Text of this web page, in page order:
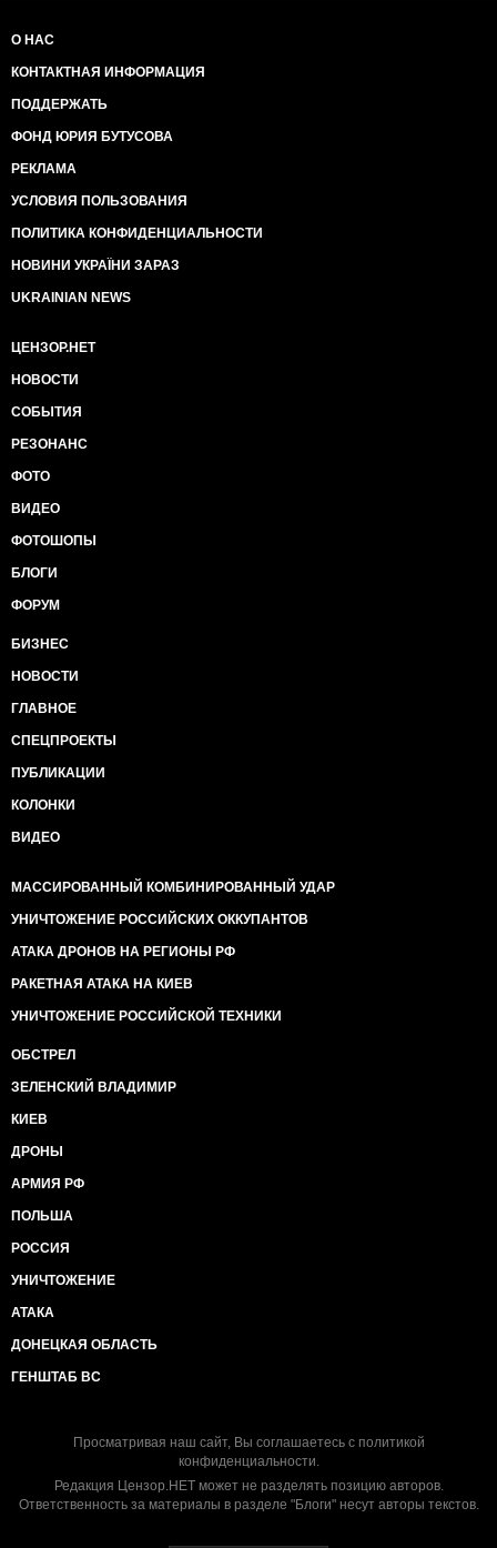
О НАС
КОНТАКТНАЯ ИНФОРМАЦИЯ
ПОДДЕРЖАТЬ
ФОНД ЮРИЯ БУТУСОВА
РЕКЛАМА
УСЛОВИЯ ПОЛЬЗОВАНИЯ
ПОЛИТИКА КОНФИДЕНЦИАЛЬНОСТИ
НОВИНИ УКРАЇНИ ЗАРАЗ
UKRAINIAN NEWS
ЦЕНЗОР.НЕТ
НОВОСТИ
СОБЫТИЯ
РЕЗОНАНС
ФОТО
ВИДЕО
ФОТОШОПЫ
БЛОГИ
ФОРУМ
БИЗНЕС
НОВОСТИ
ГЛАВНОЕ
СПЕЦПРОЕКТЫ
ПУБЛИКАЦИИ
КОЛОНКИ
ВИДЕО
МАССИРОВАННЫЙ КОМБИНИРОВАННЫЙ УДАР
УНИЧТОЖЕНИЕ РОССИЙСКИХ ОККУПАНТОВ
АТАКА ДРОНОВ НА РЕГИОНЫ РФ
РАКЕТНАЯ АТАКА НА КИЕВ
УНИЧТОЖЕНИЕ РОССИЙСКОЙ ТЕХНИКИ
ОБСТРЕЛ
ЗЕЛЕНСКИЙ ВЛАДИМИР
КИЕВ
ДРОНЫ
АРМИЯ РФ
ПОЛЬША
РОССИЯ
УНИЧТОЖЕНИЕ
АТАКА
ДОНЕЦКАЯ ОБЛАСТЬ
ГЕНШТАБ ВС
Просматривая наш сайт, Вы соглашаетесь с политикой
конфиденциальности.
Редакция Цензор.НЕТ может не разделять позицию авторов.
Ответственность за материалы в разделе "Блоги" несут авторы текстов.